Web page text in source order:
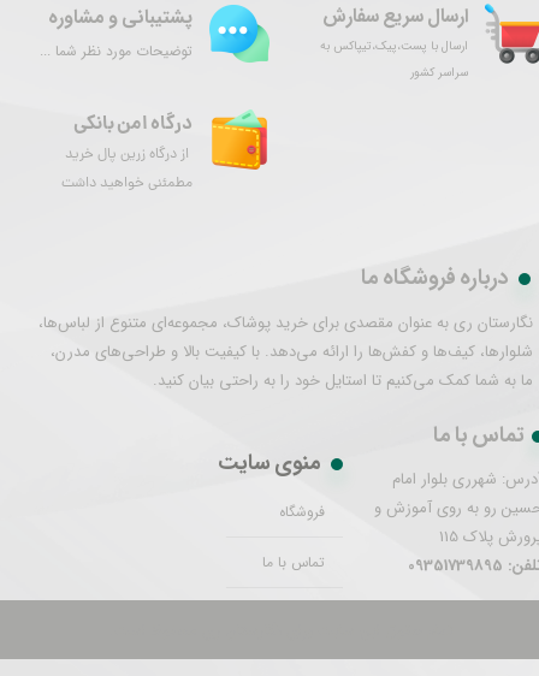
ارسال سریع سفارش
ارسال با پست،پیک،تیپاکس به
سراسر کشور
درگاه امن بانکی
از درگاه زرین پال خرید
مطمئنی خواهید داشت
پشتیبانی و مشاوره
توضیحات مورد نظر شما ...
درباره فروشگاه ما
نگارستان ری به عنوان مقصدی برای خرید پوشاک، مجموعه‌ای متنوع از لباس‌ها،
شلوارها، کیف‌ها و کفش‌ها را ارائه می‌دهد. با کیفیت بالا و طراحی‌های مدرن،
ما به شما کمک می‌کنیم تا استایل خود را به راحتی بیان کنید.
تماس با ما
شهرری بلوار امام
رو به روی آموزش و
پلاک 115
09351739895
منوی سایت
فروشگاه
تماس با ما